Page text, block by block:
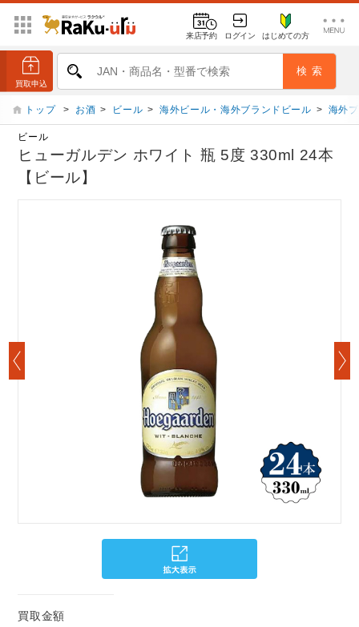
来店予約 ログイン はじめての方
トップ > お酒 > ビール > 海外ビール・海外ブランドビール > 海外
ビール
ヒューガルデン ホワイト 瓶 5度 330ml 24本
【ビール】
買取金額